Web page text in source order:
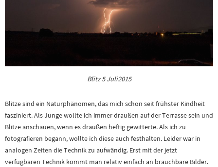
Blitz 5 Juli2015
Blitze sind ein Naturphänomen, das mich schon seit frühster Kindheit
fasziniert. Als Junge wollte ich immer draußen auf der Terrasse sein und
Blitze anschauen, wenn es draußen heftig gewitterte. Als ich zu
fotografieren begann, wollte ich diese auch festhalten. Leider war in
analogen Zeiten die Technik zu aufwändig. Erst mit der jetzt
verfügbaren Technik kommt man relativ einfach an brauchbare Bilder.